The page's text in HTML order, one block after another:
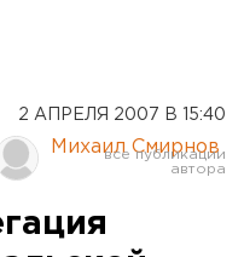
2 АПРЕЛЯ 2007 В 15:40
Михаил Смирнов